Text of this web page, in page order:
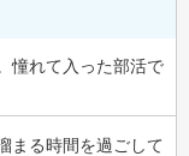
憧れて入った部活で
まる時間を過ごして